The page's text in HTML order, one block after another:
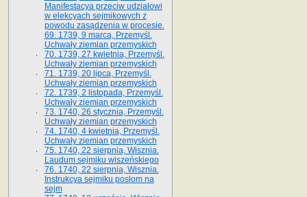
Manifestacya przeciw udziałowi
w elekcyach sejmikowych z
powodu zasądzenia w procesie.
69. 1739, 9 marca, Przemyśl.
Uchwały ziemian przemyskich
70. 1739, 27 kwietnia, Przemyśl.
Uchwały ziemian przemyskich
71. 1739, 20 lipca, Przemyśl.
Uchwały ziemian przemyskich
72. 1739, 2 listopada, Przemyśl.
Uchwały ziemian przemyskich
73. 1740, 26 stycznia, Przemyśl.
Uchwały ziemian przemyskich
74. 1740, 4 kwietnia, Przemyśl.
Uchwały ziemian przemyskich
75. 1740, 22 sierpnia, Wisznia.
Laudum sejmiku wiszeńskiego
76. 1740, 22 sierpnia, Wisznia.
Instrukcya sejmiku posłom na
sejm